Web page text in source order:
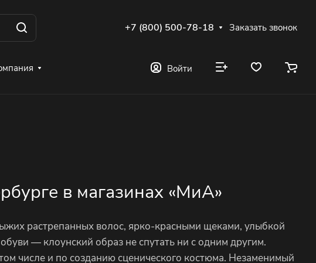
+7 (800) 500-78-18 Заказать звонок
Войти
в магазинах «МиА»
растрепанных волос, ярко-красными щеками, улыбкой
— клоунский образ не спутать ни с одним другим.
числе и по созданию сценического костюма. Незаменимый